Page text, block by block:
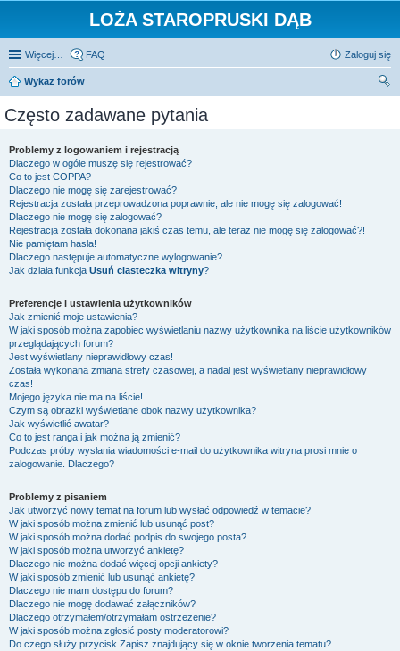
LOŻA STAROPRUSKI DĄB
Więcej… FAQ Zaloguj się
Wykaz forów
Często zadawane pytania
Problemy z logowaniem i rejestracją
Dlaczego w ogóle muszę się rejestrować?
Co to jest COPPA?
Dlaczego nie mogę się zarejestrować?
Rejestracja została przeprowadzona poprawnie, ale nie mogę się zalogować!
Dlaczego nie mogę się zalogować?
Rejestracja została dokonana jakiś czas temu, ale teraz nie mogę się zalogować?!
Nie pamiętam hasła!
Dlaczego następuje automatyczne wylogowanie?
Jak działa funkcja Usuń ciasteczka witryny?
Preferencje i ustawienia użytkowników
Jak zmienić moje ustawienia?
W jaki sposób można zapobiec wyświetlaniu nazwy użytkownika na liście użytkowników
przeglądających forum?
Jest wyświetlany nieprawidłowy czas!
Została wykonana zmiana strefy czasowej, a nadal jest wyświetlany nieprawidłowy
czas!
Mojego języka nie ma na liście!
Czym są obrazki wyświetlane obok nazwy użytkownika?
Jak wyświetlić awatar?
Co to jest ranga i jak można ją zmienić?
Podczas próby wysłania wiadomości e-mail do użytkownika witryna prosi mnie o
zalogowanie. Dlaczego?
Problemy z pisaniem
Jak utworzyć nowy temat na forum lub wysłać odpowiedź w temacie?
W jaki sposób można zmienić lub usunąć post?
W jaki sposób można dodać podpis do swojego posta?
W jaki sposób można utworzyć ankietę?
Dlaczego nie można dodać więcej opcji ankiety?
W jaki sposób zmienić lub usunąć ankietę?
Dlaczego nie mam dostępu do forum?
Dlaczego nie mogę dodawać załączników?
Dlaczego otrzymałem/otrzymałam ostrzeżenie?
W jaki sposób można zgłosić posty moderatorowi?
Do czego służy przycisk Zapisz znajdujący się w oknie tworzenia tematu?